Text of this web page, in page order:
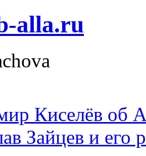
alla.ru
Киселёв об
Зайцев и его